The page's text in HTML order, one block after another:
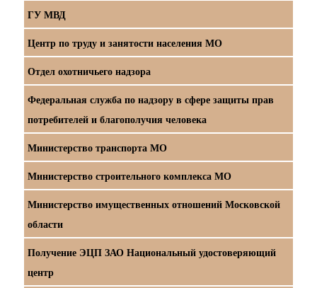
ГУ МВД
Центр по труду и занятости населения МО
Отдел охотничьего надзора
Федеральная служба по надзору в сфере защиты прав
потребителей и благополучия человека
Министерство транспорта МО
Министерство строительного комплекса МО
Министерство имущественных отношений Московской
области
Получение ЭЦП ЗАО Национальный удостоверяющий
центр